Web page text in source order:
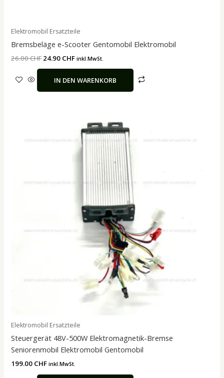
Elektromobil Ersatzteile
Bremsbeläge e-Scooter Gentomobil Elektromobil
26.00CHF24.90 CHF inkl.MwSt.
IN DEN WARENKORB
Elektromobil Ersatzteile
Steuergerät 48V-500W Elektromagnetik-Bremse
Seniorenmobil Elektromobil Gentomobil
199.00 CHF inkl.MwSt.